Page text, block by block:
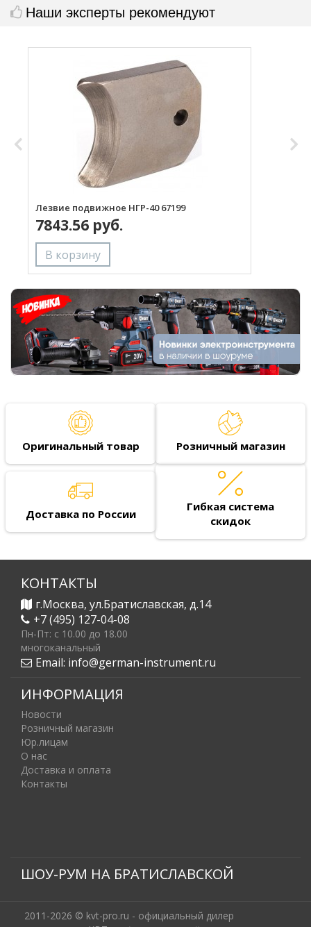
Наши эксперты рекомендуют
Лезвие подвижное НГР-40 67199
7843.56 руб.
Оригинальный товар Розничный магазин
Доставка по России
Гибкая система
скидок
КОНТАКТЫ
г.Москва, ул.Братиславская, д.14
+7 (495) 127-04-08
Пн-Пт: c 10.00 до 18.00
многоканальный
Email: info@german-instrument.ru
ИНФОРМАЦИЯ
Новости
Розничный магазин
Юр.лицам
О нас
Доставка и оплата
Контакты
ШОУ-РУМ НА БРАТИСЛАВСКОЙ
2011-2026 © kvt-pro.ru - официальный дилер